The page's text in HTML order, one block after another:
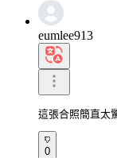
eumlee913
這張合照簡直太
0